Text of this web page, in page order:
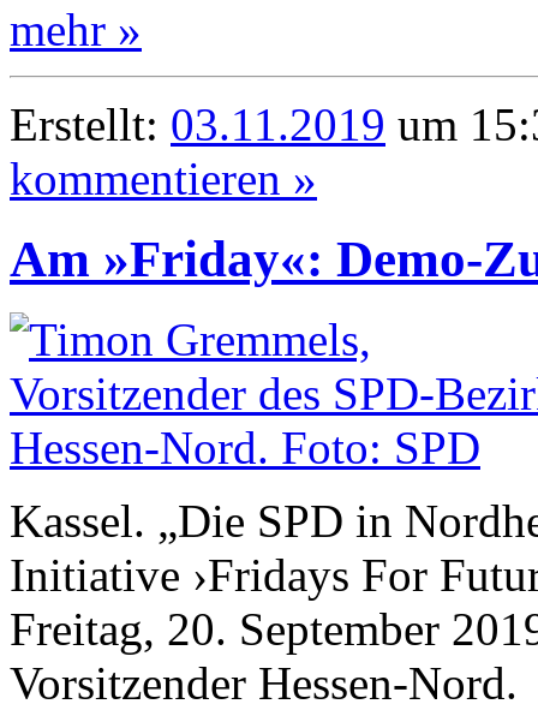
mehr »
Erstellt: 03.11.2019 um
kommentieren »
Am »Friday«: Demo-
Kassel. „Die SPD in
Initiative ›Fridays For
Freitag, 20. September
Vorsitzender Hessen-Nord.